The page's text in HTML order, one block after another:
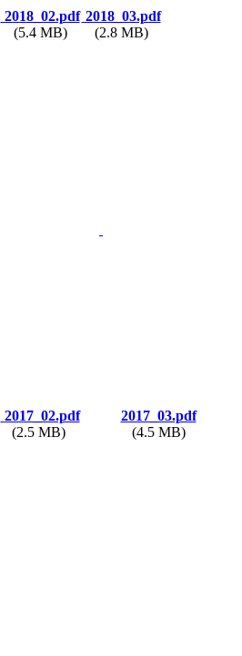
2018_02.pdf
(5.4 MB)
2018_03.pdf
(2.8 MB)
2017_02.pdf
(2.5 MB)
2017_03.pdf
(4.5 MB)